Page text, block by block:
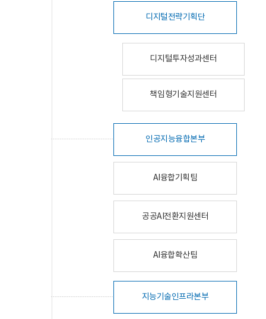
디지털전략기획단
디지털투자성과센터
책임형기술지원센터
인공지능융합본부
AI융합기획팀
공공AI전환지원센터
AI융합확산팀
지능기술인프라본부